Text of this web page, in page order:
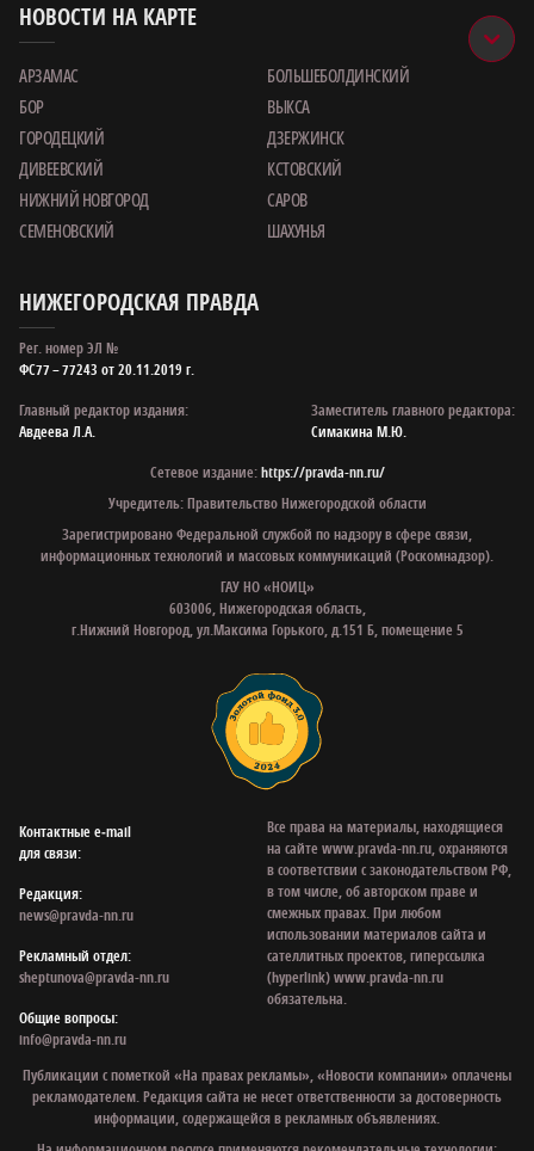
НОВОСТИ НА КАРТЕ
АРЗАМАС
БОЛЬШЕБОЛДИНСКИЙ
БОР
ВЫКСА
ГОРОДЕЦКИЙ
ДЗЕРЖИНСК
ДИВЕЕВСКИЙ
КСТОВСКИЙ
НИЖНИЙ НОВГОРОД
САРОВ
СЕМЕНОВСКИЙ
ШАХУНЬЯ
НИЖЕГОРОДСКАЯ ПРАВДА
Рег. номер ЭЛ №
ФС77 – 77243 от 20.11.2019 г.
Главный редактор издания:
Авдеева Л.А.
Заместитель главного редактора:
Симакина М.Ю.
Сетевое издание:https://pravda-nn.ru/
Учредитель: Правительство Нижегородской области
Зарегистрировано Федеральной службой по надзору в сфере связи,
информационных технологий и массовых коммуникаций (Роскомнадзор).
ГАУ НО «НОИЦ»
603006, Нижегородская область,
г.Нижний Новгород, ул.Максима Горького, д.151 Б, помещение 5
Контактные e‑mail
для связи:
Редакция:
news@pravda-nn.ru
Рекламный отдел:
sheptunova@pravda-nn.ru
Общие вопросы:
info@pravda-nn.ru
Все права на материалы, находящиеся
на сайте www.pravda-nn.ru, охраняются
в соответствии с законодательством РФ,
в том числе, об авторском праве и
смежных правах. При любом
использовании материалов сайта и
сателлитных проектов, гиперссылка
(hyperlink) www.pravda-nn.ru
обязательна.
Публикации с пометкой «На правах рекламы», «Новости компании» оплачены
рекламодателем. Редакция сайта не несет ответственности за достоверность
информации, содержащейся в рекламных объявлениях.